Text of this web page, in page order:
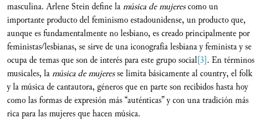
masculina. Arlene Stein define lamúsica de mujerescomo un
importante producto del feminismo estadounidense, un producto que,
aunque es fundamentalmente no lesbiano, es creado principalmente por
feministas/lesbianas, se sirve de una iconografía lesbiana y feminista y se
ocupa de temas que son de interés para este grupo social[3]. En términos
musicales, lamúsica de mujeresse limita básicamente al country, el folk
y la música de cantautora, géneros que en parte son recibidos hasta hoy
como las formas de expresión más “auténticas” y con una tradición más
rica para las mujeres que hacen música.